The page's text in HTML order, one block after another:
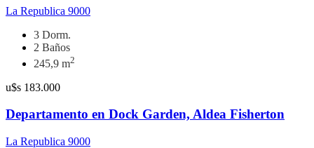
La Republica 9000
3 Dorm.
2 Baños
245,9 m2
u$s 183.000
Departamento en Dock Garden, Aldea Fisherton
La Republica 9000